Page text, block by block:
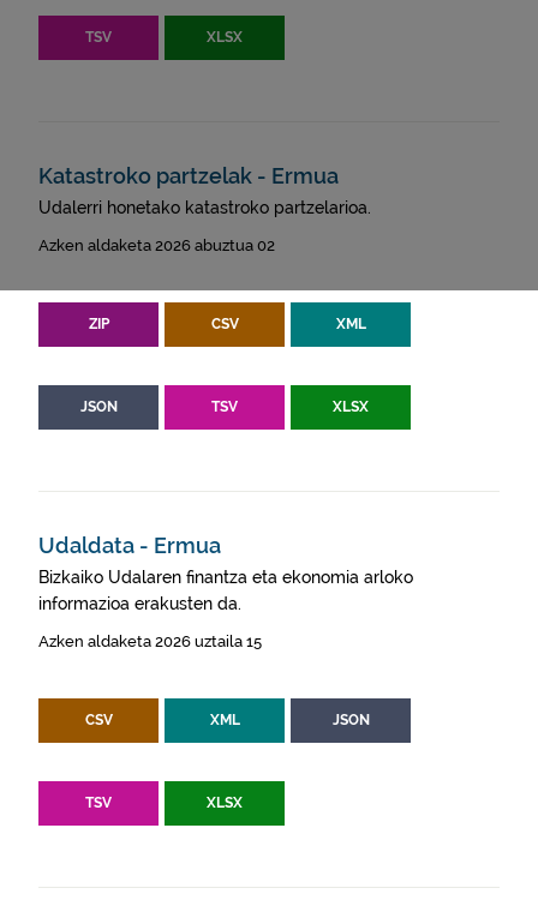
TSV XLSX
Katastroko partzelak - Ermua
Udalerri honetako katastroko partzelarioa.
Azken aldaketa 2026 abuztua 02
ZIP CSV XML
JSON TSV XLSX
Udaldata - Ermua
Bizkaiko Udalaren finantza eta ekonomia arloko
informazioa erakusten da.
Azken aldaketa 2026 uztaila 15
CSV XML JSON
TSV XLSX